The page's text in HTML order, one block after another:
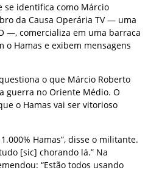
se identifica como Márcio
da Causa Operária TV — uma
—, comercializa em uma barraca
o Hamas e exibem mensagens
o que Márcio Roberto
guerra no Oriente Médio. O
o Hamas vai ser vitorioso
Hamas”, disse o militante.
[sic] chorando lá.” Na
“Estão todos usando